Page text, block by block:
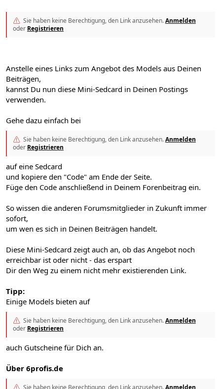
Sie haben keine Berechtigung, den Link anzusehen.Anmelden
oder Registrieren
Anstelle eines Links zum Angebot des Models aus Deinen
Beiträgen,
kannst Du nun diese Mini-Sedcard in Deinen Postings
verwenden.
Gehe dazu einfach bei
Sie haben keine Berechtigung, den Link anzusehen.Anmelden
oder Registrieren
auf eine Sedcard
und kopiere den "Code" am Ende der Seite.
Füge den Code anschließend in Deinem Forenbeitrag ein.
So wissen die anderen Forumsmitglieder in Zukunft immer
sofort,
um wen es sich in Deinen Beiträgen handelt.
Diese Mini-Sedcard zeigt auch an, ob das Angebot noch
erreichbar ist oder nicht - das erspart
Dir den Weg zu einem nicht mehr existierenden Link.
Tipp:
Einige Models bieten auf
Sie haben keine Berechtigung, den Link anzusehen.Anmelden
oder Registrieren
auch Gutscheine für Dich an.
Über 6profis.de
Sie haben keine Berechtigung, den Link anzusehen.Anmelden